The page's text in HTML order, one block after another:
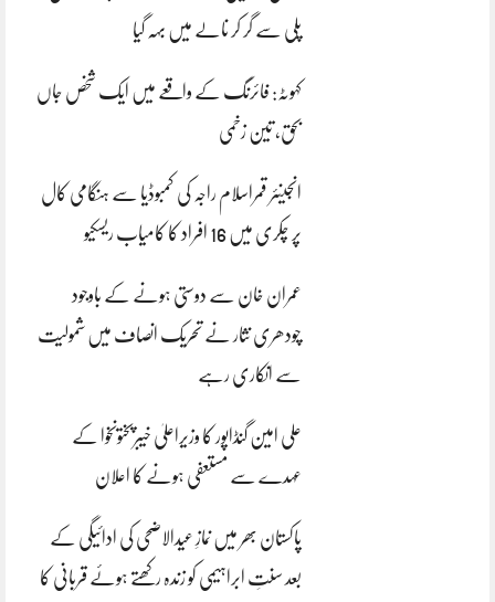
پلی سے گر کر نالے میں بہہ گیا
کہوٹہ: فائرنگ کے واقعے میں ایک شخص جاں
بحق، تین زخمی
انجینئر قمراسلام راجہ کی کمبوڈیا سے ہنگامی کال
پر چکری میں 16 افراد کا کامیاب ریسکیو
عمران خان سے دوستی ہونے کے باوجود
چودھری نثار نے تحریک انصاف میں شمولیت
سے انکاری رہے
علی امین گنڈاپور کا وزیراعلیٰ خیبرپختونخوا کے
عہدے سے مستعفی ہونے کا اعلان
پاکستان بھر میں نمازِ عیدالاضحی کی ادائیگی کے
بعد سنتِ ابراہیمی کو زندہ رکھتے ہوئے قربانی کا